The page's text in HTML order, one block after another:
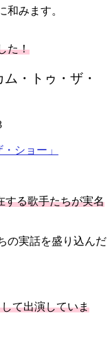
みます。
た！
・トゥ・ザ・
ショー」
する歌手たちが実名
の実話を盛り込んだ
て出演していま